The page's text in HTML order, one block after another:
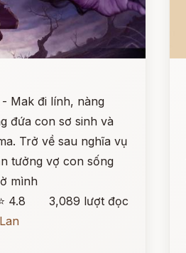
Mak đi lính, nàng
đứa con sơ sinh và
Trở về sau nghĩa vụ
tưởng vợ con sống
mình
4.8
3,089 lượt đọc